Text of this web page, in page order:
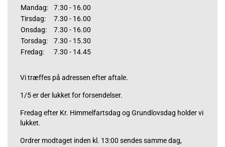
Mandag:
7.30 - 16.00
Tirsdag:
7.30 - 16.00
Onsdag:
7.30 - 16.00
Torsdag:
7.30 - 15.30
Fredag:
7.30 - 14.45
Vi træffes på adressen efter aftale.
1/5 er der lukket for forsendelser.
Fredag efter Kr. Himmelfartsdag og Grundlovsdag holder vi
lukket.
Ordrer modtaget inden kl. 13:00 sendes samme dag,